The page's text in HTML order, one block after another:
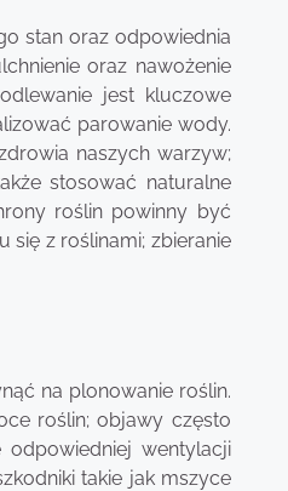
stan oraz odpowiednia
oraz nawożenie
jest kluczowe
parowanie wody.
naszych warzyw;
stosować naturalne
roślin powinny być
się z roślinami; zbieranie
na plonowanie roślin.
roślin; objawy często
wentylacji
takie jak mszyce